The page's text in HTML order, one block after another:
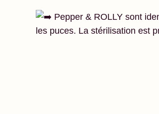
Pepper & ROLLY sont
les puces. La stérilisation est